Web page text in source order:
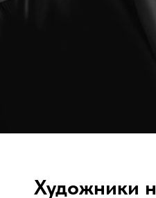
Художники